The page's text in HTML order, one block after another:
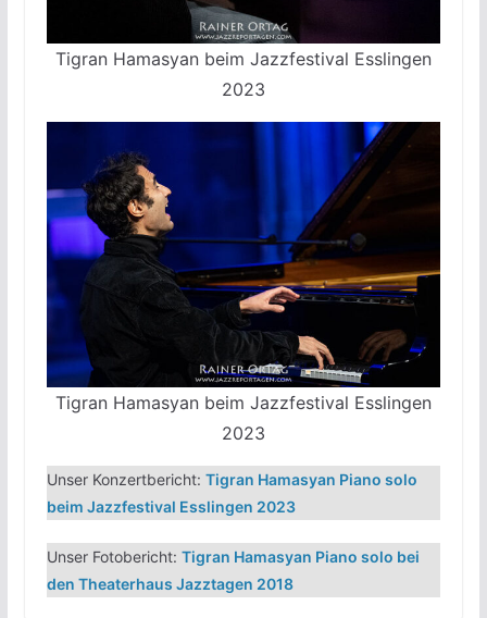
Tigran Hamasyan beim Jazzfestival Esslingen
2023
Tigran Hamasyan beim Jazzfestival Esslingen
2023
Unser Konzertbericht: Tigran Hamasyan Piano solo
beim Jazzfestival Esslingen 2023
Unser Fotobericht: Tigran Hamasyan Piano solo bei
den Theaterhaus Jazztagen 2018